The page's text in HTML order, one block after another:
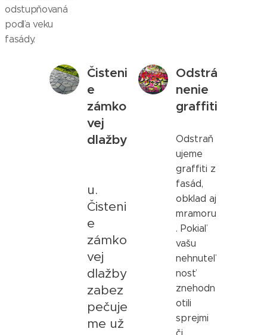
odstupňovaná
podľa veku
fasády.
Čisteni
e
zámko
vej
dlažby
u.
Čisteni
e
zámko
vej
dlažby
zabez
pečuje
me už
Odstrá
nenie
graffiti
Odstraň
ujeme
graffiti z
fasád,
obklad aj
mramoru
. Pokiaľ
vašu
nehnuteľ
nosť
znehodn
otili
sprejmi